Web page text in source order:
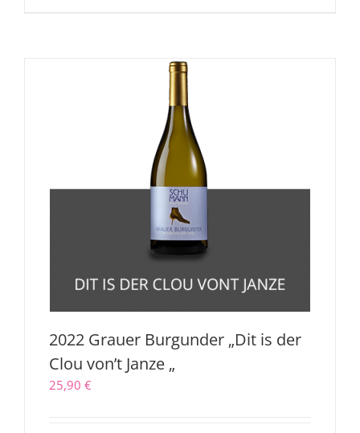
2022 Grauer Burgunder „Dit is der
Clou von’t Janze „
25,90 €